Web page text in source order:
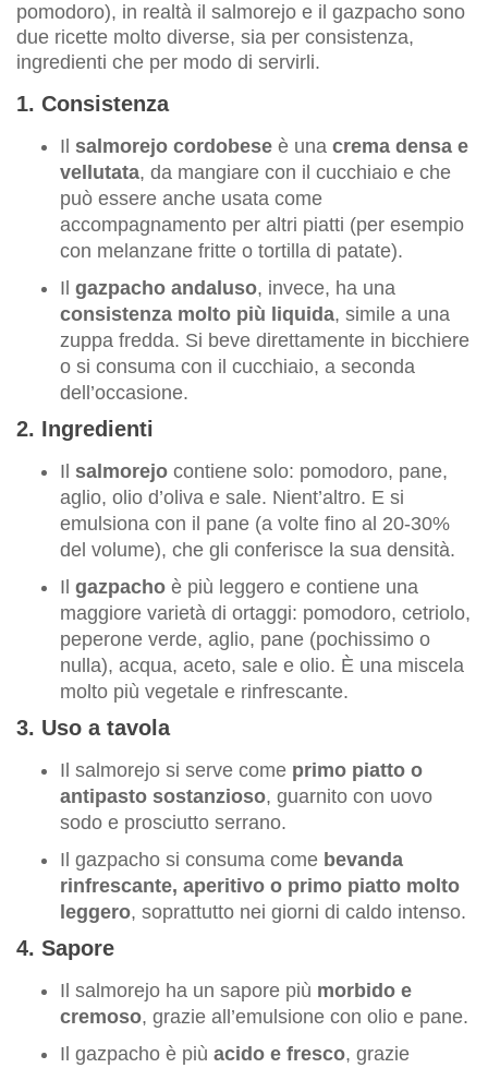
pomodoro), in realtà il salmorejo e il gazpacho sono
due ricette molto diverse, sia per consistenza,
ingredienti che per modo di servirli.
1. Consistenza
Il salmorejo cordobese è una crema densa e
vellutata, da mangiare con il cucchiaio e che
può essere anche usata come
accompagnamento per altri piatti (per esempio
con melanzane fritte o tortilla di patate).
Il gazpacho andaluso, invece, ha una
consistenza molto più liquida, simile a una
zuppa fredda. Si beve direttamente in bicchiere
o si consuma con il cucchiaio, a seconda
dell’occasione.
2. Ingredienti
Il salmorejo contiene solo: pomodoro, pane,
aglio, olio d’oliva e sale. Nient’altro. E si
emulsiona con il pane (a volte fino al 20-30%
del volume), che gli conferisce la sua densità.
Il gazpacho è più leggero e contiene una
maggiore varietà di ortaggi: pomodoro, cetriolo,
peperone verde, aglio, pane (pochissimo o
nulla), acqua, aceto, sale e olio. È una miscela
molto più vegetale e rinfrescante.
3. Uso a tavola
Il salmorejo si serve come primo piatto o
antipasto sostanzioso, guarnito con uovo
sodo e prosciutto serrano.
Il gazpacho si consuma come bevanda
rinfrescante, aperitivo o primo piatto molto
leggero, soprattutto nei giorni di caldo intenso.
4. Sapore
Il salmorejo ha un sapore più morbido e
cremoso, grazie all’emulsione con olio e pane.
Il gazpacho è più acido e fresco, grazie